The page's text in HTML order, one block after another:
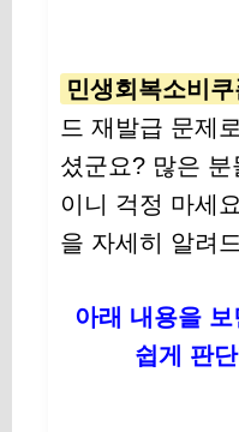
민생회복소비
드 재발급 문제
셨군요? 많은 분
이니 걱정 마세
을 자세히 알려
아래 내용을 보
쉽게 판